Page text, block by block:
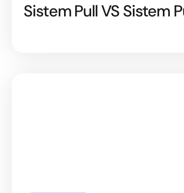
Sistem Pull VS Sistem